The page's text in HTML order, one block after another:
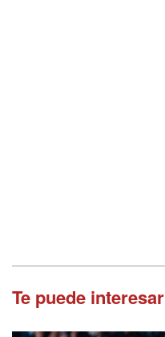
Te puede interesar